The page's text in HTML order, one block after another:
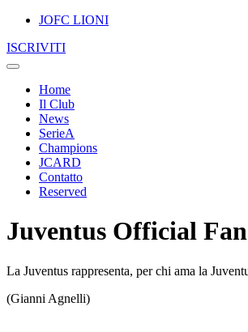
JOFC LIONI
ISCRIVITI
Home
Il Club
News
SerieA
Champions
JCARD
Contatto
Reserved
Juventus Official
La Juventus rappresenta, per chi ama la
(Gianni Agnelli)